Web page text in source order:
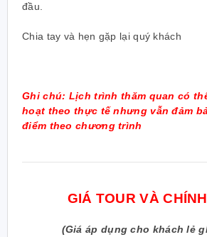
đầu.
Chia tay và hẹn gặp lại quý khách
Ghi chú: Lịch trình thăm quan có
hoạt theo thực tế nhưng vẫn đảm
điểm theo chương trình
GIÁ TOUR VÀ
(Giá áp dụng cho khách lẻ